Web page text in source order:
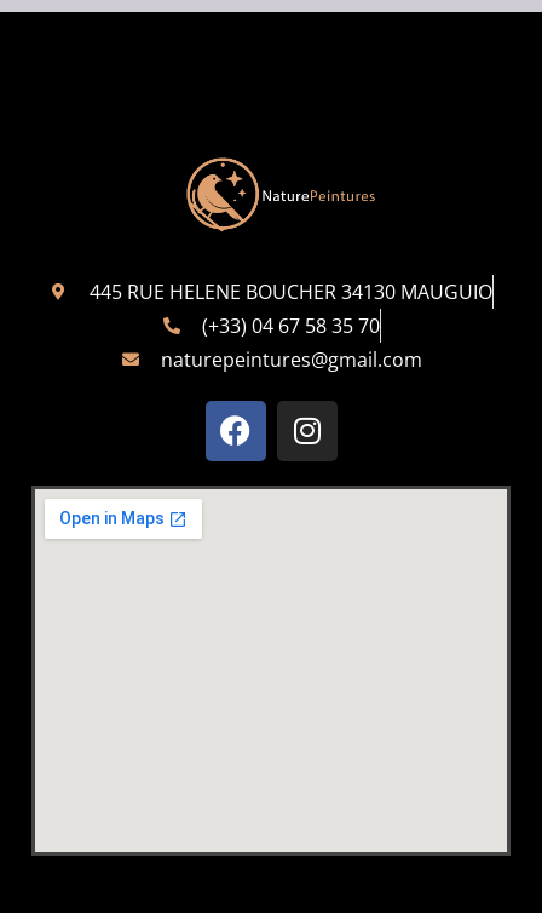
445 RUE HELENE BOUCHER 34130 MAUGUIO
(+33) 04 67 58 35 70
naturepeintures@gmail.com